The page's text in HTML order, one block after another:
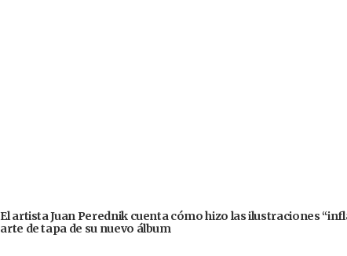
El artista Juan Perednik cuenta cómo hizo las ilustraciones
arte de tapa de su nuevo álbum